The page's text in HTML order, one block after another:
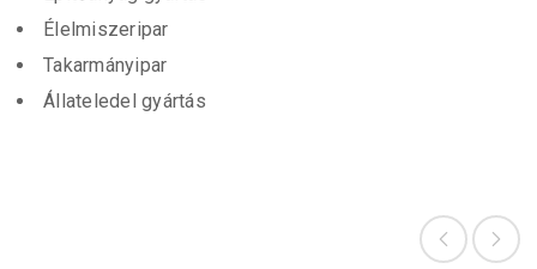
Élelmiszeripar
Takarmányipar
Állateledel gyártás